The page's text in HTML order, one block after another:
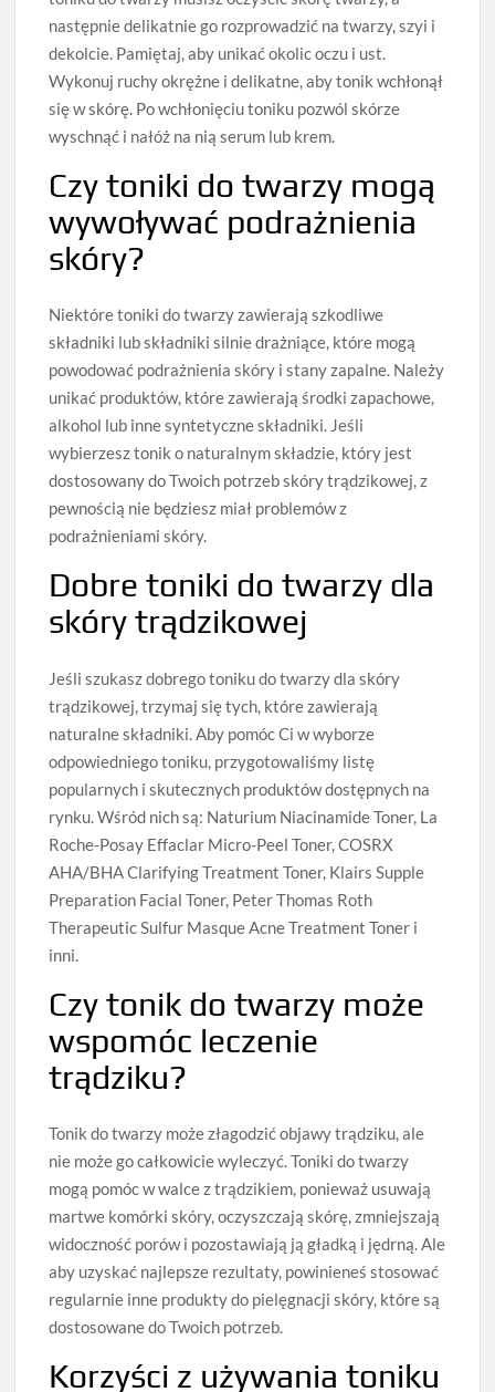
następnie delikatnie go rozprowadzić na twarzy, szyi i
dekolcie. Pamiętaj, aby unikać okolic oczu i ust.
Wykonuj ruchy okrężne i delikatne, aby tonik wchłonął
się w skórę. Po wchłonięciu toniku pozwól skórze
wyschnąć i nałóż na nią serum lub krem.
Czy toniki do twarzy mogą
wywoływać podrażnienia
skóry?
Niektóre toniki do twarzy zawierają szkodliwe
składniki lub składniki silnie drażniące, które mogą
powodować podrażnienia skóry i stany zapalne. Należy
unikać produktów, które zawierają środki zapachowe,
alkohol lub inne syntetyczne składniki. Jeśli
wybierzesz tonik o naturalnym składzie, który jest
dostosowany do Twoich potrzeb skóry trądzikowej, z
pewnością nie będziesz miał problemów z
podrażnieniami skóry.
Dobre toniki do twarzy dla
skóry trądzikowej
Jeśli szukasz dobrego toniku do twarzy dla skóry
trądzikowej, trzymaj się tych, które zawierają
naturalne składniki. Aby pomóc Ci w wyborze
odpowiedniego toniku, przygotowaliśmy listę
popularnych i skutecznych produktów dostępnych na
rynku. Wśród nich są: Naturium Niacinamide Toner, La
Roche-Posay Effaclar Micro-Peel Toner, COSRX
AHA/BHA Clarifying Treatment Toner, Klairs Supple
Preparation Facial Toner, Peter Thomas Roth
Therapeutic Sulfur Masque Acne Treatment Toner i
inni.
Czy tonik do twarzy może
wspomóc leczenie
trądziku?
Tonik do twarzy może złagodzić objawy trądziku, ale
nie może go całkowicie wyleczyć. Toniki do twarzy
mogą pomóc w walce z trądzikiem, ponieważ usuwają
martwe komórki skóry, oczyszczają skórę, zmniejszają
widoczność porów i pozostawiają ją gładką i jędrną. Ale
aby uzyskać najlepsze rezultaty, powinieneś stosować
regularnie inne produkty do pielęgnacji skóry, które są
dostosowane do Twoich potrzeb.
Korzyści z używania toniku